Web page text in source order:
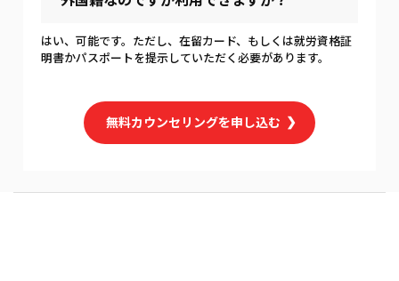
はい、可能です。ただし、在留カード、もしくは就労資格証
明書かパスポートを提示していただく必要があります。
無料カウンセリングを申し込む